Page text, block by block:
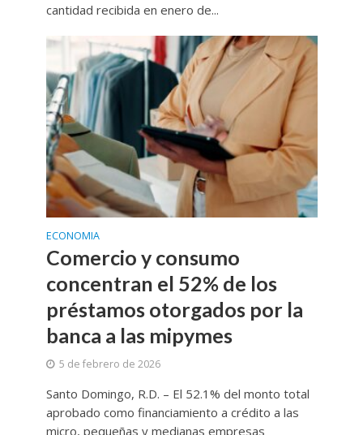
cantidad recibida en enero de...
ECONOMIA
Comercio y consumo
concentran el 52% de los
préstamos otorgados por la
banca a las mipymes
5 de febrero de 2026
Santo Domingo, R.D. – El 52.1% del monto total
aprobado como financiamiento a crédito a las
micro, pequeñas y medianas empresas